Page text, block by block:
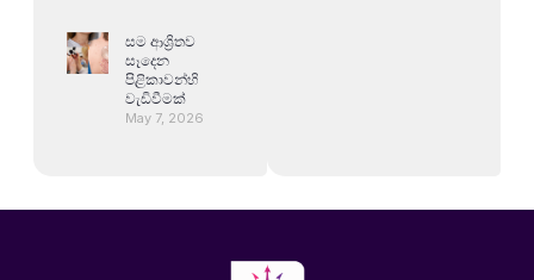
සම ආශ්‍රිතව
සෑදෙන
පිළිකාවන්හි
වැඩිවීමක්
May 7, 2026